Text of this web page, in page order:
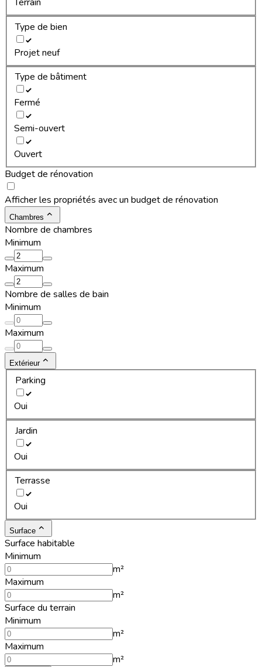
Type de bien
Projet neuf
Type de bâtiment
Fermé
Semi-ouvert
Ouvert
Budget de rénovation
Afficher les propriétés avec un budget de rénovation
Chambres
Nombre de chambres
Minimum
Maximum
Nombre de salles de bain
Minimum
Maximum
Extérieur
Parking
Oui
Jardin
Oui
Terrasse
Oui
Surface
Surface habitable
Minimum
m²
Maximum
m²
Surface du terrain
Minimum
m²
Maximum
m²